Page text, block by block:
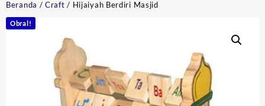
Beranda /Craft / Hijaiyah Berdiri Masjid
Obral!